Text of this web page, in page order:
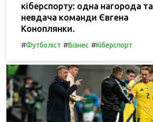
кіберспорту: одна нагорода та
невдача команди Євгена
Коноплянки.
#Футболіст #Бізнес #Кіберспорт